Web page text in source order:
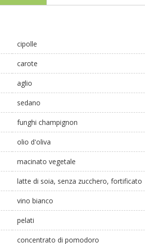
cipolle
carote
aglio
sedano
funghi champignon
olio d'oliva
macinato vegetale
latte di soia, senza zucchero, fortificato
vino bianco
pelati
concentrato di pomodoro